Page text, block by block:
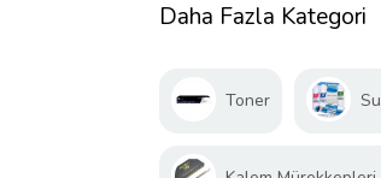
Daha Fazla Kategori
Toner